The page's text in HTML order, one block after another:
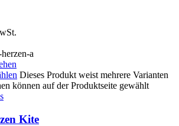
Dieses Produkt weist mehrere Varianten
können auf der Produktseite gewählt
Kite